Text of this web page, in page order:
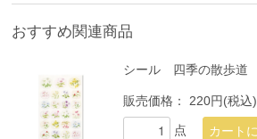
おすすめ関連商品
シール 四季の散歩道
販売価格： 220円(税込)
点